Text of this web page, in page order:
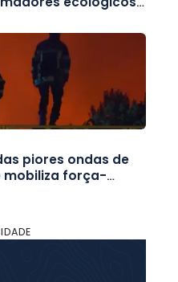
piores ondas de
mobiliza força-